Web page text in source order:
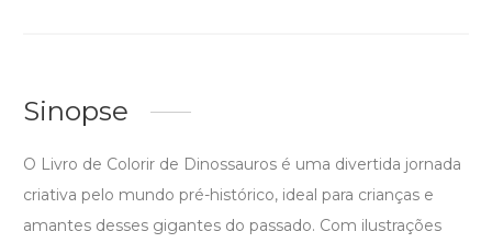
Sinopse
O Livro de Colorir de Dinossauros é uma divertida jornada
criativa pelo mundo pré-histórico, ideal para crianças e
amantes desses gigantes do passado. Com ilustrações